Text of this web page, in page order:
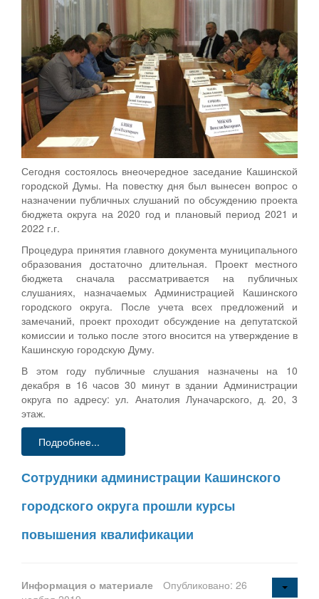
Сегодня состоялось внеочередное заседание Кашинской
городской Думы. На повестку дня был вынесен вопрос о
назначении публичных слушаний по обсуждению проекта
бюджета округа на 2020 год и плановый период 2021 и
2022 г.г.
Процедура принятия главного документа муниципального
образования достаточно длительная. Проект местного
бюджета сначала рассматривается на публичных
слушаниях, назначаемых Администрацией Кашинского
городского округа. После учета всех предложений и
замечаний, проект проходит обсуждение на депутатской
комиссии и только после этого вносится на утверждение в
Кашинскую городскую Думу.
В этом году публичные слушания назначены на 10
декабря в 16 часов 30 минут в здании Администрации
округа по адресу: ул. Анатолия Луначарского, д. 20, 3
этаж.
Подробнее...
Сотрудники администрации Кашинского
городского округа прошли курсы
повышения квалификации
Информация о материале
Опубликовано: 26